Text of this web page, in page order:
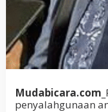
Mudabicara.com_
penyalahgunaan